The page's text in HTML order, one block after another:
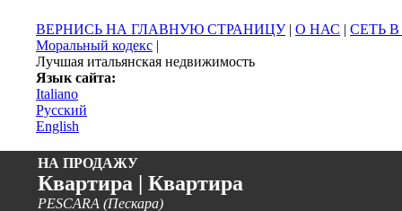
ВЕРНИСЬ НА ГЛАВНУЮ СТРАНИЦУ| О НАС | СЕТЬ
Моральный кодекс |
Лучшая итальянская недвижимость
Язык сайта:
Italiano
Русский
English
НА ПРОДАЖУ
Квартира | Квартира
PESCARA (Пескара)